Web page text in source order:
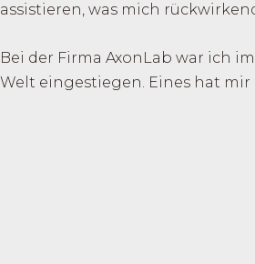
assistieren, was mich
Bei der Firma AxonLab war ich
Welt eingestiegen. Eines hat